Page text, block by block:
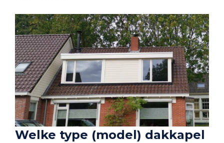
Welke type (model) dakkapel